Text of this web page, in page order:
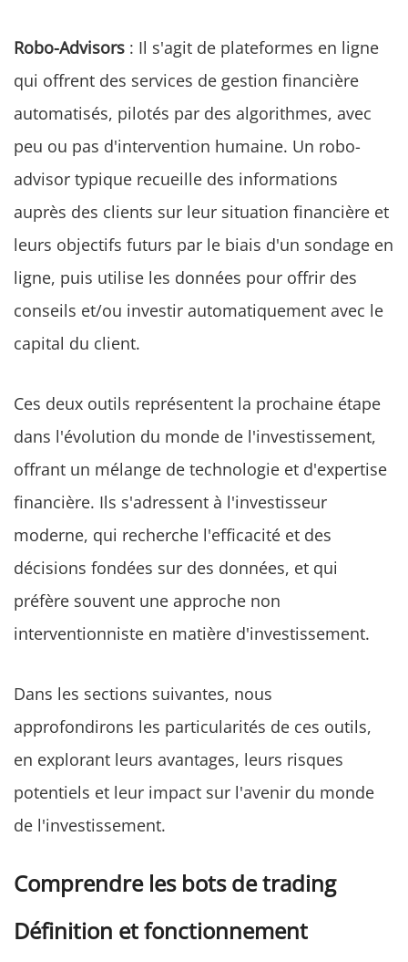
Robo-Advisors : Il s'agit de plateformes en ligne
qui offrent des services de gestion financière
automatisés, pilotés par des algorithmes, avec
peu ou pas d'intervention humaine. Un robo-
advisor typique recueille des informations
auprès des clients sur leur situation financière et
leurs objectifs futurs par le biais d'un sondage en
ligne, puis utilise les données pour offrir des
conseils et/ou investir automatiquement avec le
capital du client.
Ces deux outils représentent la prochaine étape
dans l'évolution du monde de l'investissement,
offrant un mélange de technologie et d'expertise
financière. Ils s'adressent à l'investisseur
moderne, qui recherche l'efficacité et des
décisions fondées sur des données, et qui
préfère souvent une approche non
interventionniste en matière d'investissement.
Dans les sections suivantes, nous
approfondirons les particularités de ces outils,
en explorant leurs avantages, leurs risques
potentiels et leur impact sur l'avenir du monde
de l'investissement.
Comprendre les bots de trading
Définition et fonctionnement